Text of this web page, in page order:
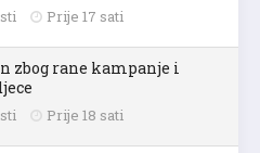
Prije 17 sati
zbog rane kampanje i
Prije 18 sati